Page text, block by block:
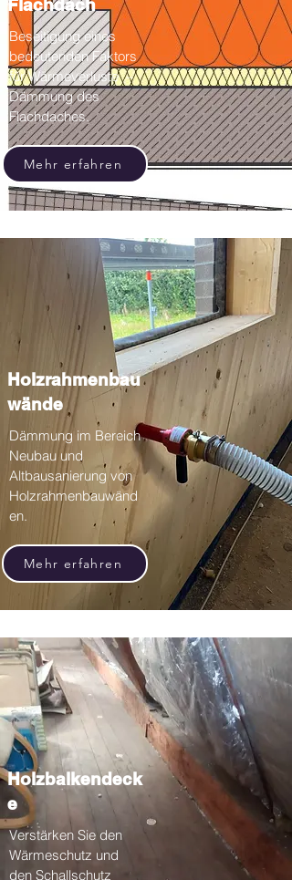
Flachdach
Beseitigung eines
bedeutenden Faktors
für Wärmeverluste –
Dämmung des
Flachdaches.
Mehr erfahren
Holzrahmenbau
wände
Dämmung im Bereich
Neubau und
Altbausanierung von
Holzrahmenbauwänd
en.
Mehr erfahren
Holzbalkendeck
e
Verstärken Sie den
Wärmeschutz und
den Schallschutz